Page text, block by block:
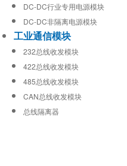
DC-DC行业专用电源模块
DC-DC非隔离电源模块
工业通信模块
232总线收发模块
422总线收发模块
485总线收发模块
CAN总线收发模块
总线隔离器